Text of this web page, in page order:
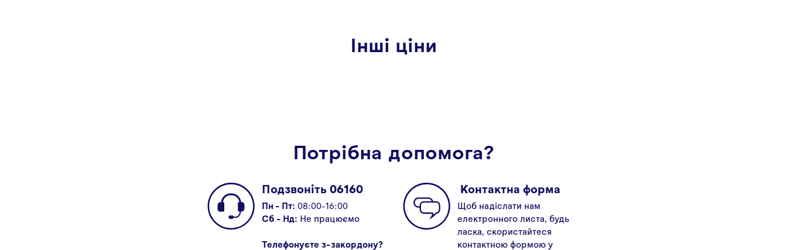
Інші ціни
Потрібна допомога?
Подзвоніть 06160
Пн - Пт: 08:00-16:00
Сб - Нд: Не працюємо
Телефонуєте з-закордону?
Kонтактна форма
Щоб надіслати нам
електронного листа, будь
ласка, скористайтеся
контактною формою у